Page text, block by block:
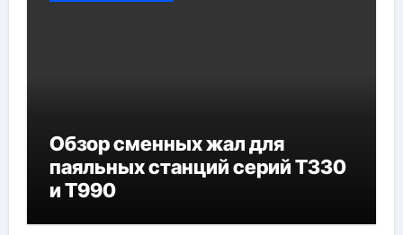
Обзор сменных жал для
паяльных станций серий T330
и T990